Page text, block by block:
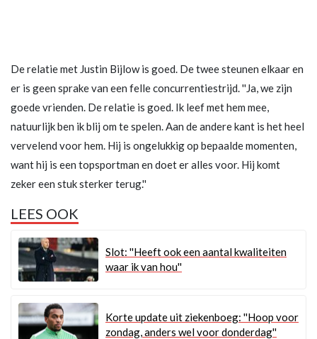
De relatie met Justin Bijlow is goed. De twee steunen elkaar en
er is geen sprake van een felle concurrentiestrijd. ''Ja, we zijn
goede vrienden. De relatie is goed. Ik leef met hem mee,
natuurlijk ben ik blij om te spelen. Aan de andere kant is het heel
vervelend voor hem. Hij is ongelukkig op bepaalde momenten,
want hij is een topsportman en doet er alles voor. Hij komt
zeker een stuk sterker terug.''
LEES OOK
Slot: ''Heeft ook een aantal kwaliteiten
waar ik van hou''
Korte update uit ziekenboeg: ''Hoop voor
zondag, anders wel voor donderdag''